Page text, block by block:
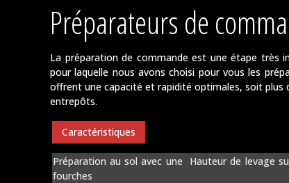
Préparateurs de
La préparation de commande est une étape très
pour laquelle nous avons choisi pour vous les
offrent une capacité et rapidité optimales, soit
entrepôts.
Caractéristiques
Préparation au sol avec une Hauteur de levage
fourches